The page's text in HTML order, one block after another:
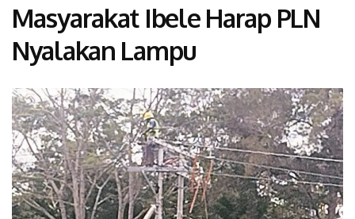
Masyarakat Ibele Harap PLN
Nyalakan Lampu